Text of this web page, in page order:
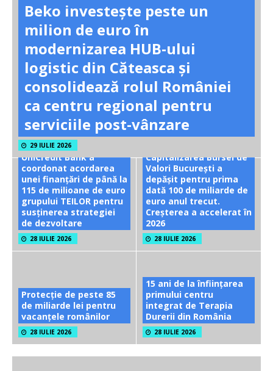
Beko investește peste un
milion de euro în
modernizarea HUB-ului
logistic din Căteasca și
consolidează rolul României
ca centru regional pentru
serviciile post-vânzare
29 IULIE 2026
UniCredit Bank a
coordonat acordarea
unei finanțări de până la
115 de milioane de euro
grupului TEILOR pentru
susținerea strategiei
de dezvoltare
28 IULIE 2026
Capitalizarea Bursei de
Valori București a
depășit pentru prima
dată 100 de miliarde de
euro anul trecut.
Creșterea a accelerat în
2026
28 IULIE 2026
Protecție de peste 85
de miliarde lei pentru
vacanțele românilor
28 IULIE 2026
15 ani de la înființarea
primului centru
integrat de Terapia
Durerii din România
28 IULIE 2026